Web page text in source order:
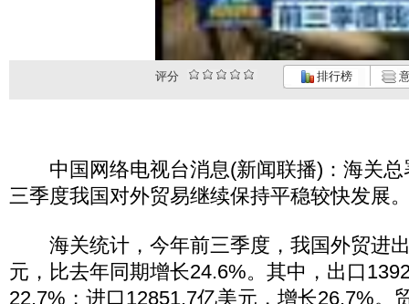
评分 排行榜
中国网络电视台消息(新闻联播)：海关总
三季度我国对外贸易继续保持平稳较快发展
海关统计，今年前三季度，我国外贸进出
元，比去年同期增长24.6%。其中，出口
22.7%；进口12851.7亿美元，增长26.7%。